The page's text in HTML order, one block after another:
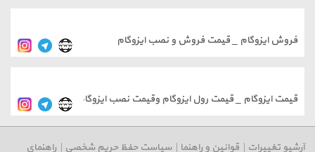
_ قیمت فروش و نصب ایزوگام
_ قیمت رول ایزوگام وقیمت نصب ایزوگام
|قوانین و راهنما |سیاست حفظ حریم شخصی| راهنمای